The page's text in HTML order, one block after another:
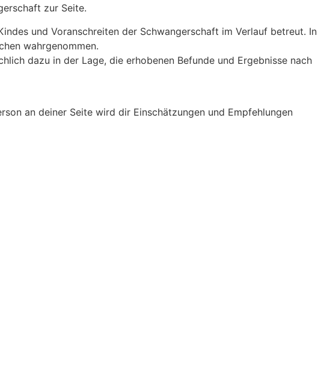
zur Seite.
und Voranschreiten der Schwangerschaft im Verlauf betreut. In
wahrgenommen.
dazu in der Lage, die erhobenen Befunde und Ergebnisse nach
an deiner Seite wird dir Einschätzungen und Empfehlungen